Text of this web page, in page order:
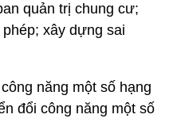
quản trị chung cư;
xây dựng sai
năng một số hạng
đổi công năng một số